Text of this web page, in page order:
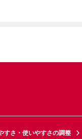
すさ・使いやすさの調整